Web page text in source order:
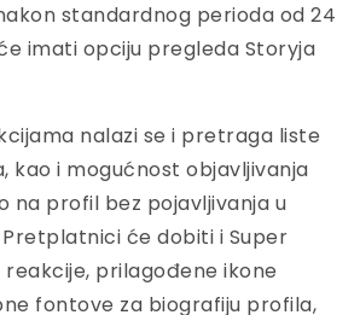
standardnog perioda od 24
imati opciju pregleda Storyja
nalazi se i pretraga liste
kao i mogućnost objavljivanja
na profil bez pojavljivanja u
će dobiti i Super
prilagođene ikone
fontove za biografiju profila,